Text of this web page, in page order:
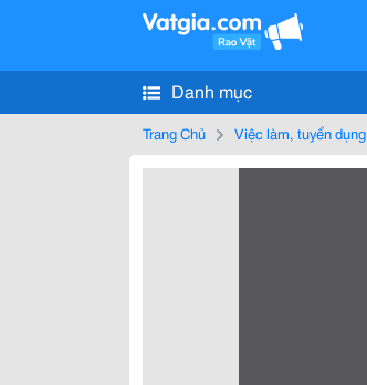
Danh mục
Trang Chủ Việc làm, tuyển dụng